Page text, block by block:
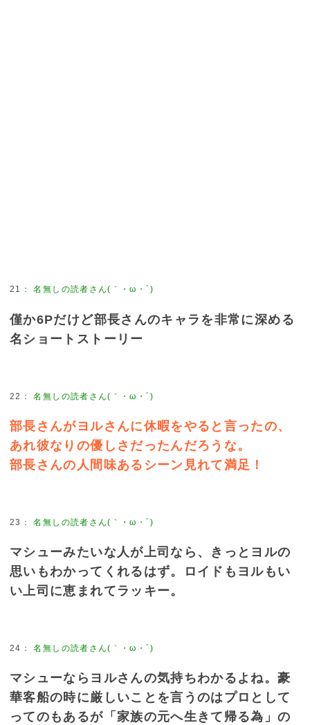
21 ：名無しの読者さん(｀・ω・´)
僅か6Pだけど部長さんのキャラを非常に深める
名ショートストーリー
22 ：名無しの読者さん(｀・ω・´)
部長さんがヨルさんに休暇をやると言ったの、
あれ彼なりの優しさだったんだろうな。
部長さんの人間味あるシーン見れて満足！
23 ：名無しの読者さん(｀・ω・´)
マシューみたいな人が上司なら、きっとヨルの
思いもわかってくれるはず。ロイドもヨルもい
い上司に恵まれてラッキー。
24 ：名無しの読者さん(｀・ω・´)
マシューならヨルさんの気持ちわかるよね。豪
華客船の時に厳しいことを言うのはプロとして
ってのもあるが「家族の元へ生きて帰る為」の